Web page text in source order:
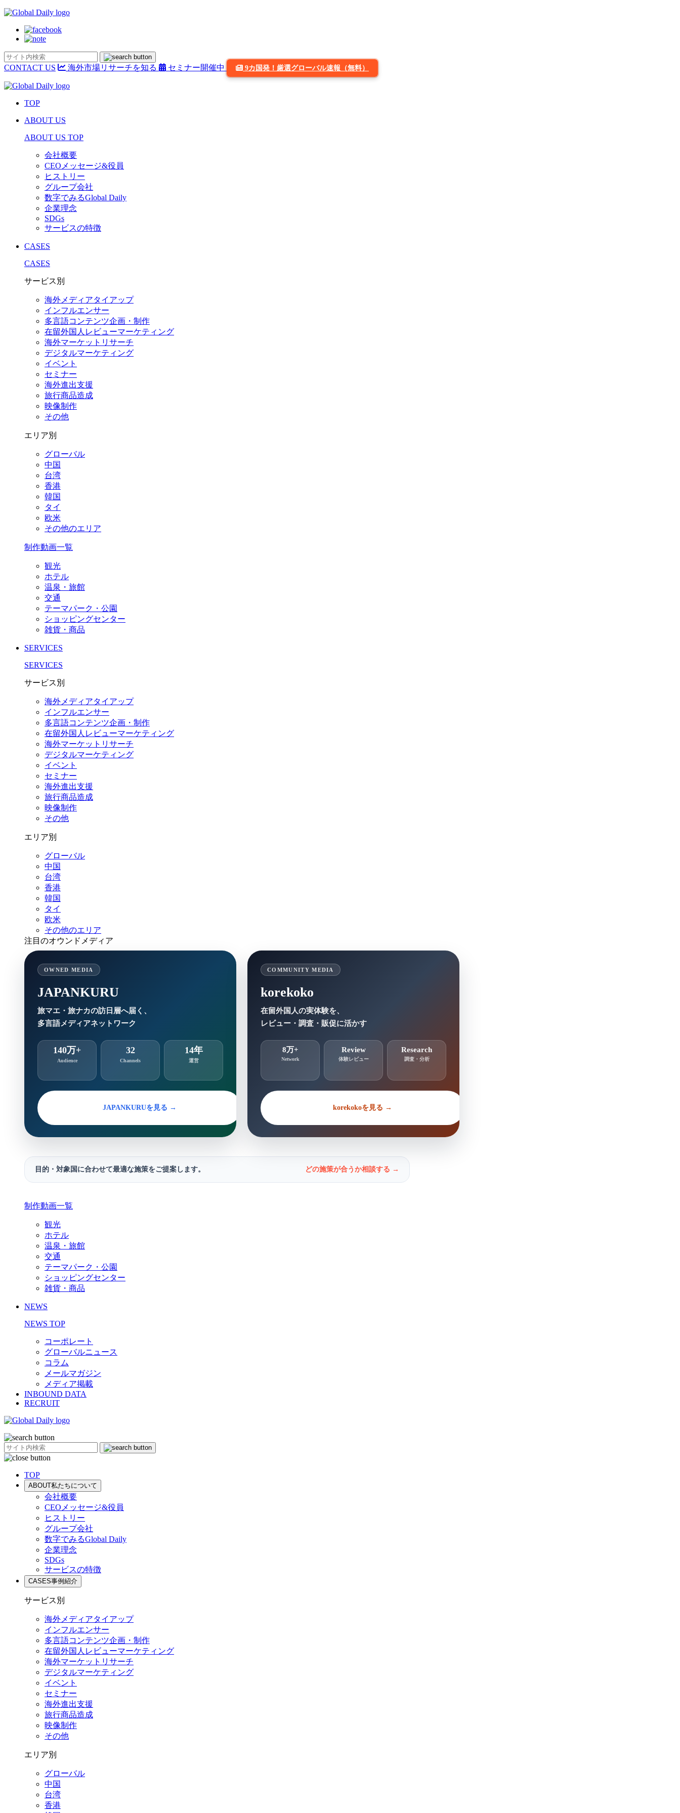
CONTACT US 海外市場リサーチを知る セミナー開催中 9カ国発！厳選グローバル速報（無料）
TOP
ABOUT US
ABOUT US TOP
会社概要
CEOメッセージ&役員
ヒストリー
グループ会社
数字でみるGlobal Daily
企業理念
SDGs
サービスの特徴
CASES
CASES
サービス別
海外メディアタイアップ
インフルエンサー
多言語コンテンツ企画・制作
在留外国⼈レビューマーケティング
海外マーケットリサーチ
デジタルマーケティング
イベント
セミナー
海外進出支援
旅行商品造成
映像制作
その他
エリア別
グローバル
中国
台湾
香港
韓国
タイ
欧米
その他のエリア
制作動画一覧
観光
ホテル
温泉・旅館
交通
テーマパーク・公園
ショッピングセンター
雑貨・商品
SERVICES
SERVICES
サービス別
海外メディアタイアップ
インフルエンサー
多言語コンテンツ企画・制作
在留外国⼈レビューマーケティング
海外マーケットリサーチ
デジタルマーケティング
イベント
セミナー
海外進出支援
旅行商品造成
映像制作
その他
エリア別
グローバル
中国
台湾
香港
韓国
タイ
欧米
その他のエリア
注目のオウンドメディア
OWNED MEDIA
JAPANKURU
旅マエ・旅ナカの訪日層へ届く、
多言語メディアネットワーク
140万+
Audience
32
Channels
14年
運営
JAPANKURUを見る →
COMMUNITY MEDIA
korekoko
在留外国人の実体験を、
レビュー・調査・販促に活かす
8万+
Network
Review
体験レビュー
Research
調査・分析
korekokoを見る →
目的・対象国に合わせて最適な施策をご提案します。 どの施策が合うか相談する →
制作動画一覧
観光
ホテル
温泉・旅館
交通
テーマパーク・公園
ショッピングセンター
雑貨・商品
NEWS
NEWS TOP
コーポレート
グローバルニュース
コラム
メールマガジン
メディア掲載
INBOUND DATA
RECRUIT
TOP
ABOUT私たちについて
会社概要
CEOメッセージ&役員
ヒストリー
グループ会社
数字でみるGlobal Daily
企業理念
SDGs
サービスの特徴
CASES事例紹介
サービス別
海外メディアタイアップ
インフルエンサー
多言語コンテンツ企画・制作
在留外国⼈レビューマーケティング
海外マーケットリサーチ
デジタルマーケティング
イベント
セミナー
海外進出支援
旅行商品造成
映像制作
その他
エリア別
グローバル
中国
台湾
香港